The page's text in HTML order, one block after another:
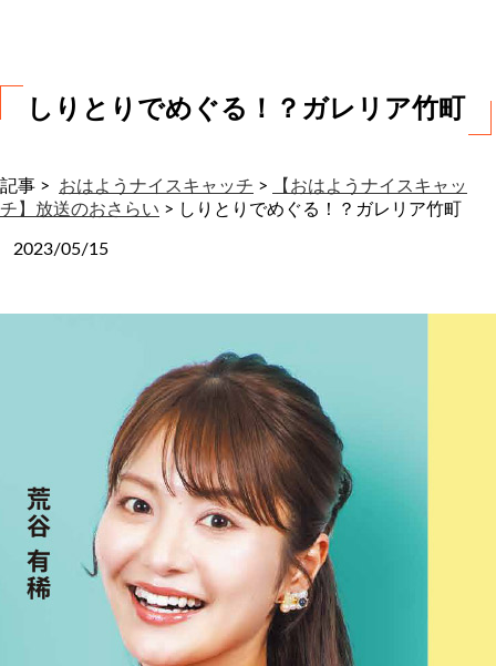
しりとりでめぐる！？ガレリア竹町
記事 > おはようナイスキャッチ >
【おはようナイスキャッ
チ】放送のおさらい > しりとりでめぐる！？ガレリア竹町
2023/05/15